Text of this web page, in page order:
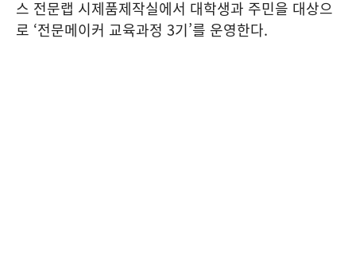
스 전문랩 시제품제작실에서 대학생과 주민을 대상으
로 ‘전문메이커 교육과정 3기’를 운영한다.